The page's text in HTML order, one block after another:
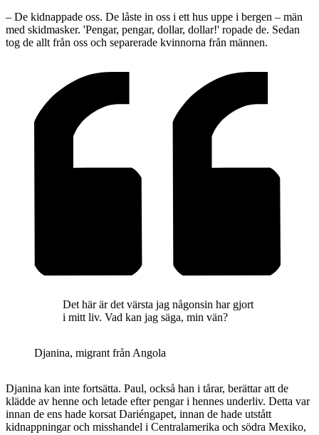
– De kidnappade oss. De låste in oss i ett hus uppe i bergen – män
med skidmasker. 'Pengar, pengar, dollar, dollar!' ropade de. Sedan
tog de allt från oss och separerade kvinnorna från männen.
Det här är det värsta jag någonsin har gjort
i mitt liv. Vad kan jag säga, min vän?
Djanina, migrant från Angola
Djanina kan inte fortsätta. Paul, också han i tårar, berättar att de
klädde av henne och letade efter pengar i hennes underliv. Detta var
innan de ens hade korsat Dariéngapet, innan de hade utstått
kidnappningar och misshandel i Centralamerika och södra Mexiko,